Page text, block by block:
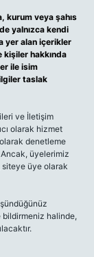
kurum veya şahıs
yalnızca kendi
yer alan içerikler
hakkında
ile isim
taslak
ve İletişim
olarak hizmet
denetleme
üyelerimiz
siteye üye olarak
bildirmeniz halinde,